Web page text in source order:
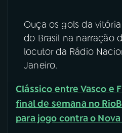
07ÚLTIMAS
ACOMPANHE A RÁDIO NACIONAL
Ouça os gols da
do Brasil na narração
locutor da Rádio
Janeiro.
Clássico entre Vasco e
final de semana no Rio
para jogo contra o